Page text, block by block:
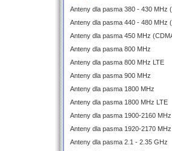
Anteny dla pasma 380 - 430 MHz
Anteny dla pasma 440 - 480 MHz
Anteny dla pasma 450 MHz
Anteny dla pasma 800 MHz
Anteny dla pasma 800 MHz LTE
Anteny dla pasma 900 MHz
Anteny dla pasma 1800 MHz
Anteny dla pasma 1800 MHz LTE
Anteny dla pasma 1900-2160 MHz
Anteny dla pasma 1920-2170 MHz
Anteny dla pasma 2.1 - 2.35 GHz